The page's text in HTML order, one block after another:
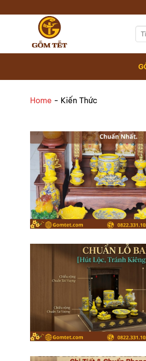
đến
Tìm
Home - Kiến Thức